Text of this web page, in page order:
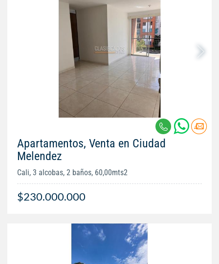
Apartamentos, Venta en Ciudad
Melendez
Cali, 3 alcobas, 2 baños, 60,00mts2
$230.000.000